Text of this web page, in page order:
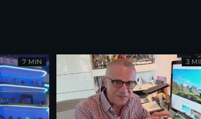
7 MIN 3